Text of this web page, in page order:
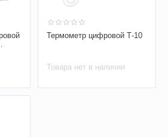
Термометр цифровой Т-10
Товара нет в наличии